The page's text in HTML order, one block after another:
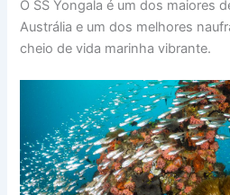
O SS Yongala é um dos maiores
Austrália e um dos melhores
cheio de vida marinha vibrante.